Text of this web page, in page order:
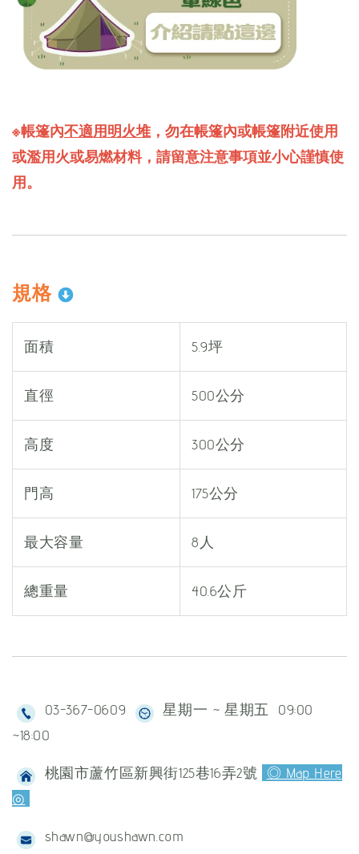
※帳篷內不適用明火堆 ，勿在帳篷內或帳篷附近使用
或濫用火或易燃材料，請留意注意事項並小心謹慎使
用。
規格
面積 5.9坪
直徑 500公分
高度 300公分
門高 175公分
最大容量 8人
總重量 40.6公斤
03-367-0609
星期一 ~ 星期五 09:00
~18:00
桃園市蘆竹區新興街125巷16弄2號
◎ Map Here
◎
shawn@youshawn.com